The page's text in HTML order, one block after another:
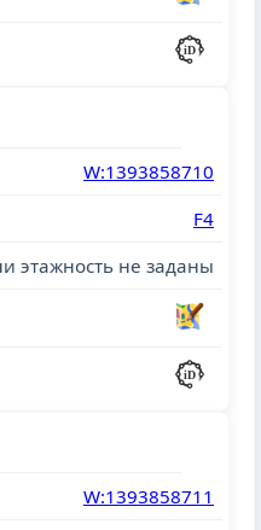
W:1393858710
F4
этажность не заданы
W:1393858711